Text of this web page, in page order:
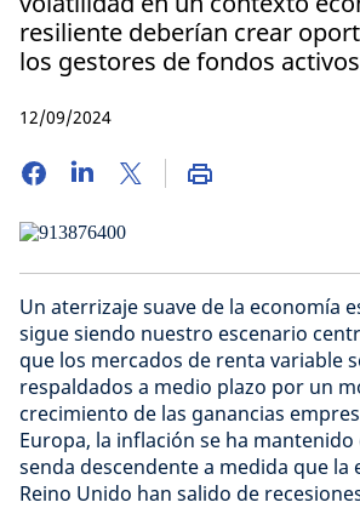
resiliente deberían crear
los gestores de fondos
12/09/2024
Un aterrizaje suave de la economía
sigue siendo nuestro escenario
que los mercados de renta variable
respaldados a medio plazo por un
crecimiento de las ganancias
Europa, la inflación se ha mantenido
senda descendente a medida que la
Reino Unido han salido de